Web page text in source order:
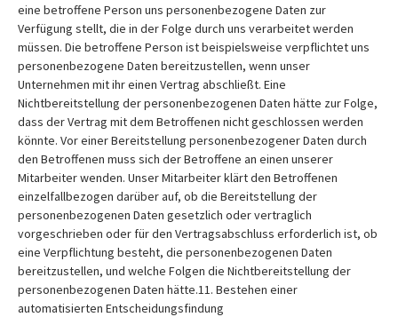
eine betroffene Person uns personenbezogene Daten zur
Verfügung stellt, die in der Folge durch uns verarbeitet werden
müssen. Die betroffene Person ist beispielsweise verpflichtet uns
personenbezogene Daten bereitzustellen, wenn unser
Unternehmen mit ihr einen Vertrag abschließt. Eine
Nichtbereitstellung der personenbezogenen Daten hätte zur Folge,
dass der Vertrag mit dem Betroffenen nicht geschlossen werden
könnte. Vor einer Bereitstellung personenbezogener Daten durch
den Betroffenen muss sich der Betroffene an einen unserer
Mitarbeiter wenden. Unser Mitarbeiter klärt den Betroffenen
einzelfallbezogen darüber auf, ob die Bereitstellung der
personenbezogenen Daten gesetzlich oder vertraglich
vorgeschrieben oder für den Vertragsabschluss erforderlich ist, ob
eine Verpflichtung besteht, die personenbezogenen Daten
bereitzustellen, und welche Folgen die Nichtbereitstellung der
personenbezogenen Daten hätte.11. Bestehen einer
automatisierten Entscheidungsfindung